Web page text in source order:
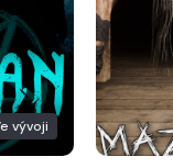
vývoji